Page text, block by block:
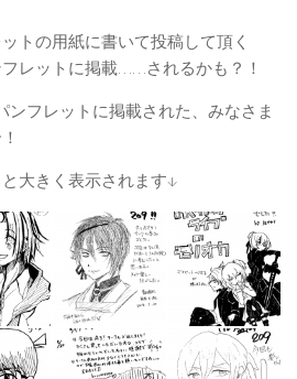
トの用紙に書いて投稿して頂く
レットに掲載……されるかも？！
ンフレットに掲載された、みなさま
大きく表示されます↓